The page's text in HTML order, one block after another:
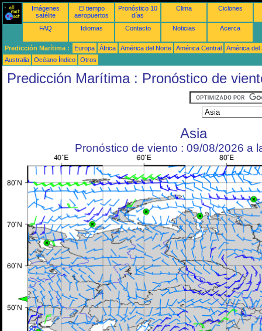
Imágenes
satélite
El tiempo
aeropuertos
Pronóstico 10
días
Clima Ciclones
FAQ Idiomas Contacto Noticias Acerca
Predicción Marítima : Europa África América del Norte América Central
América del
Australia
Océano Índico Otros
Predicción Marítima : Pronóstico de
Asia
Pronóstico de viento : 09/08/2026 a